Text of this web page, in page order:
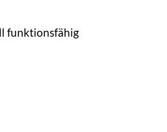
funktionsfähig